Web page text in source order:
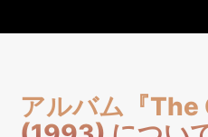
アルバム『The